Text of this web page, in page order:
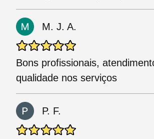
M. J. A.
Bons profissionais,
qualidade nos serviços
P. F.